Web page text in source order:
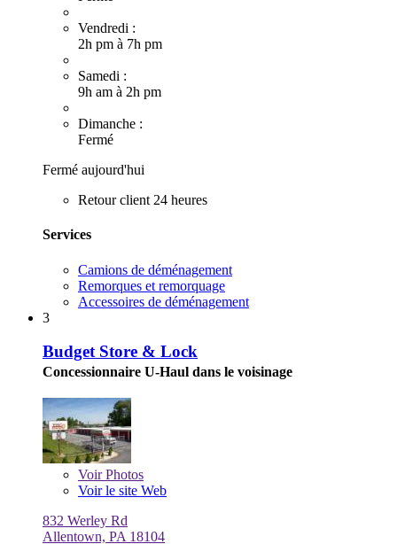
Vendredi :
2h pm à 7h pm
Samedi :
9h am à 2h pm
Dimanche :
Fermé
Fermé aujourd'hui
Retour client 24 heures
Services
Camions de déménagement
Remorques et remorquage
Accessoires de déménagement
3
Budget Store & Lock
Concessionnaire U-Haul dans le voisinage
VoirPhotos
Voir le site Web
832 Werley Rd
Allentown, PA 18104